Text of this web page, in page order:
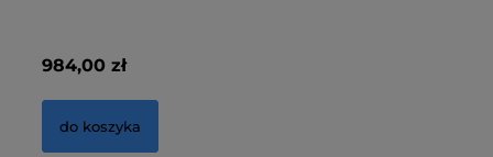
984,00 zł
do koszyka